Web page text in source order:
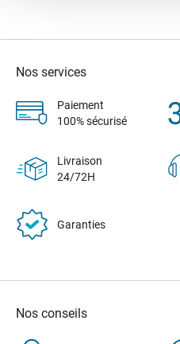
Nos services
Paiement
100% sécurisé
Livraison
24/72H
Garanties
Nos conseils